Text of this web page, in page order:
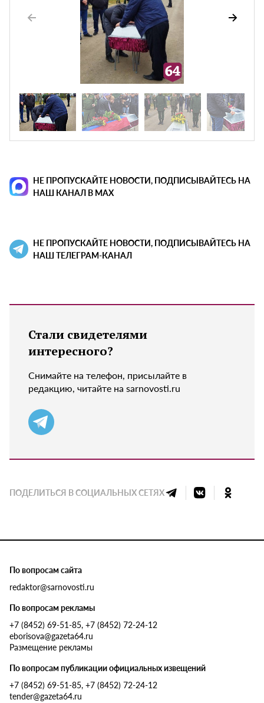
НЕ ПРОПУСКАЙТЕ НОВОСТИ, ПОДПИСЫВАЙТЕСЬ НА
НАШ КАНАЛ В MAX
НЕ ПРОПУСКАЙТЕ НОВОСТИ, ПОДПИСЫВАЙТЕСЬ НА
НАШ ТЕЛЕГРАМ-КАНАЛ
Стали свидетелями
интересного?
Снимайте на телефон, присылайте в
редакцию, читайте на sarnovosti.ru
ПОДЕЛИТЬСЯ В СОЦИАЛЬНЫХ СЕТЯХ
По вопросам сайта
redaktor@sarnovosti.ru
По вопросам рекламы
+7 (8452) 69-51-85, +7 (8452) 72-24-12
eborisova@gazeta64.ru
Размещение рекламы
По вопросам публикации официальных извещений
+7 (8452) 69-51-85, +7 (8452) 72-24-12
tender@gazeta64.ru